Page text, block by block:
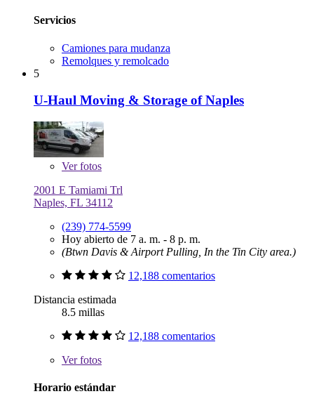
Servicios
Camiones para mudanza
Remolques y remolcado
5
U-Haul Moving & Storage of Naples
Verfotos
2001 E Tamiami Trl
Naples, FL 34112
(239) 774-5599
Hoy abierto de 7 a. m. - 8 p. m.
(Btwn Davis & Airport Pulling, In the Tin City area.)
12,188 comentarios
Distancia estimada
8.5 millas
12,188 comentarios
Verfotos
Horario estándar